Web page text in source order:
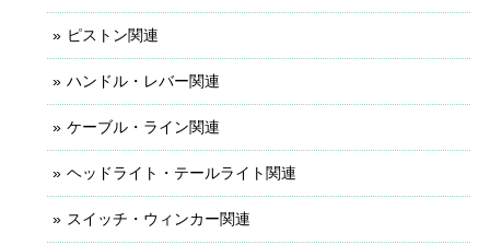
ピストン関連
ハンドル・レバー関連
ケーブル・ライン関連
ヘッドライト・テールライト関連
スイッチ・ウィンカー関連